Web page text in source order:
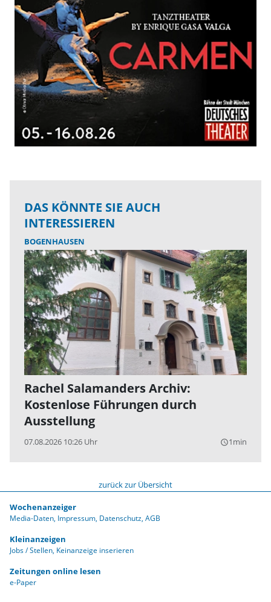
DAS KÖNNTE SIE AUCH
INTERESSIEREN
BOGENHAUSEN
Rachel Salamanders Archiv:
Kostenlose Führungen durch
Ausstellung
07.08.2026 10:26 Uhr query_builder1min
zurück zur Übersicht
Wochenanzeiger
Media-Daten Impressum Datenschutz AGB
Kleinanzeigen
Jobs / Stellen Keinanzeige inserieren
Zeitungen online lesen
e-Paper